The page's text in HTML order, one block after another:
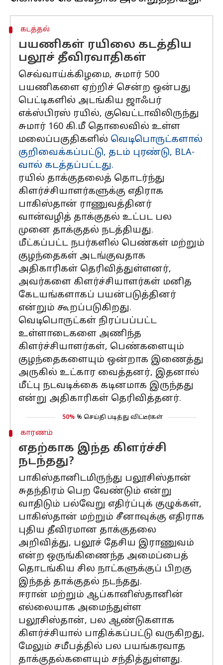
கடத்தல்
பயணிகள் ரயிலை கடத்திய
பலூச் தீவிரவாதிகள்
செவ்வாய்க்கிழமை, சுமார் 500
பயணிகளை ஏற்றிச் சென்ற ஒன்பது
பெட்டிகளில் அடங்கிய ஜாஃபர்
எக்ஸ்பிரஸ் ரயில், குவெட்டாவிலிருந்து
சுமார் 160 கி.மீ தொலைவில் உள்ள
மலைப்பகுதிகளில் வெடிபொருட்களால்
குறிவைக்கப்பட்டு, தடம் புரண்டு, BLA-
வால் கடத்தப்பட்டது.
ரயில் தாக்குதலைத் தொடர்ந்து
கிளர்ச்சியாளர்களுக்கு எதிராக
பாகிஸ்தான் ராணுவத்தினர்
வான்வழித் தாக்குதல் உட்பட பல
முனை தாக்குதல் நடத்தியது.
மீட்கப்பட்ட நபர்களில் பெண்கள் மற்றும்
குழந்தைகள் அடங்குவதாக
அதிகாரிகள் தெரிவித்துள்ளனர்,
அவர்களை கிளர்ச்சியாளர்கள் மனித
கேடயங்களாகப் பயன்படுத்தினர்
என்றும் கூறப்படுகிறது.
வெடிபொருட்கள் நிரப்பப்பட்ட
உள்ளாடைகளை அணிந்த
கிளர்ச்சியாளர்கள், பெண்களையும்
குழந்தைகளையும் ஒன்றாக இணைத்து
அருகில் உட்கார வைத்தனர், இதனால்
மீட்பு நடவடிக்கை கடினமாக இருந்தது
என்று அதிகாரிகள் தெரிவித்தனர்.
50% % செய்தி படித்து விட்டீர்கள்
காரணம்
எதற்காக இந்த கிளர்ச்சி
நடந்தது?
பாகிஸ்தானிடமிருந்து பலூசிஸ்தான்
சுதந்திரம் பெற வேண்டும் என்று
வாதிடும் பல்வேறு எதிர்ப்புக் குழுக்கள்,
பாகிஸ்தான் மற்றும் சீனாவுக்கு எதிராக
புதிய தீவிரமான தாக்குதலை
அறிவித்து, பலூச் தேசிய இராணுவம்
என்ற ஒருங்கிணைந்த அமைப்பைத்
தொடங்கிய சில நாட்களுக்குப் பிறகு
இந்தத் தாக்குதல் நடந்தது.
ஈரான் மற்றும் ஆப்கானிஸ்தானின்
எல்லையாக அமைந்துள்ள
பலூசிஸ்தான், பல ஆண்டுகளாக
கிளர்ச்சியால் பாதிக்கப்பட்டு வருகிறது,
மேலும் சமீபத்தில் பல பயங்கரவாத
தாக்குதல்களையும் சந்தித்துள்ளது.